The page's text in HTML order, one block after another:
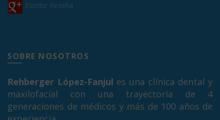
Escribir Reseña
SOBRE NOSOTROS
Rehberger López-Fanjul es una clínica dental y
maxilofacial con una trayectoria de 4
generaciones de médicos y más de 100 años de